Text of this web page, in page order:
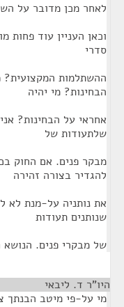
לאחר מכן מדובר על
וכאן העניין עוד פחות
סדרי
ההשתלמות
הבחינות? מי יהיה
אחראי על הבחינות?
שלתעודות של
מבקר פנים. אם החוק
להגדיר בצורה זהירה
את נותניה על-מנת לא
שנותנים תעודות
של מבקרי פנים.
היו"ר ד. ליבאי
מי על-פי מיטב הבנתך